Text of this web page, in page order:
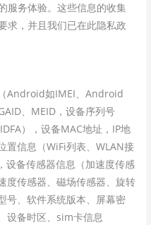
服务体验。这些信息的收集
求，并且我们已在此隐私政
Android如IMEI、Android
、MEID，设备序列号
），设备MAC地址，IP地
置信息（WiFi列表、WLAN接
设备传感器信息（加速度传感
度传感器、磁场传感器、旋转
号、软件系统版本、屏幕密
设备时区、sim卡信息